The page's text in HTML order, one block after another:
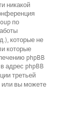
никакой
по
которые не
которые
phpBB
адрес phpBB
третьей
или вы можете